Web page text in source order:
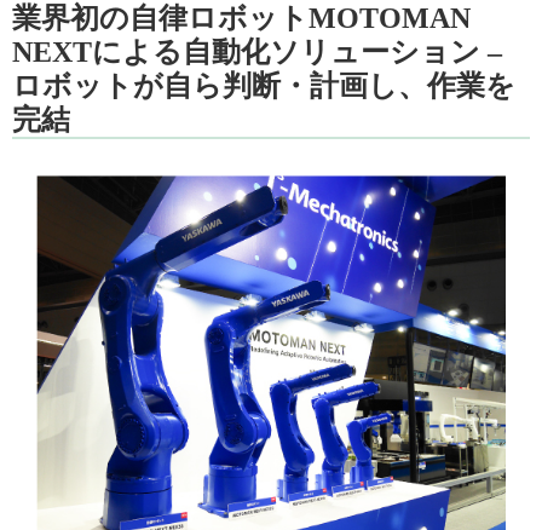
業界初の自律ロボットMOTOMAN
NEXTによる自動化ソリューション –
ロボットが自ら判断・計画し、作業を
完結